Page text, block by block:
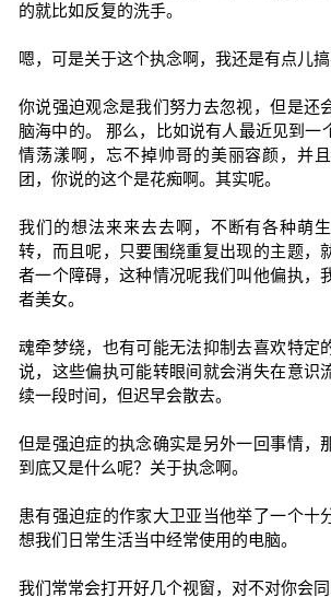
的就比如反复的洗手。
嗯，可是关于这个执念啊，我还是有点儿搞
你说强迫观念是我们努力去忽视，但是还
脑海中的。 那么，比如说有人最近见到一
情荡漾啊，忘不掉帅哥的美丽容颜，并
团，你说的这个是花痴啊。其实呢。
我们的想法来来去去啊，不断有各种萌
转，而且呢，只要围绕重复出现的主题，
者一个障碍，这种情况呢我们叫他偏执，
者美女。
魂牵梦绕，也有可能无法抑制去喜欢特定
说，这些偏执可能转眼间就会消失在意识
续一段时间，但迟早会散去。
但是强迫症的执念确实是另外一回事情，
到底又是什么呢？关于执念啊。
患有强迫症的作家大卫亚当他举了一个十
想我们日常生活当中经常使用的电脑。
我们常常会打开好几个视窗，对不对你会同